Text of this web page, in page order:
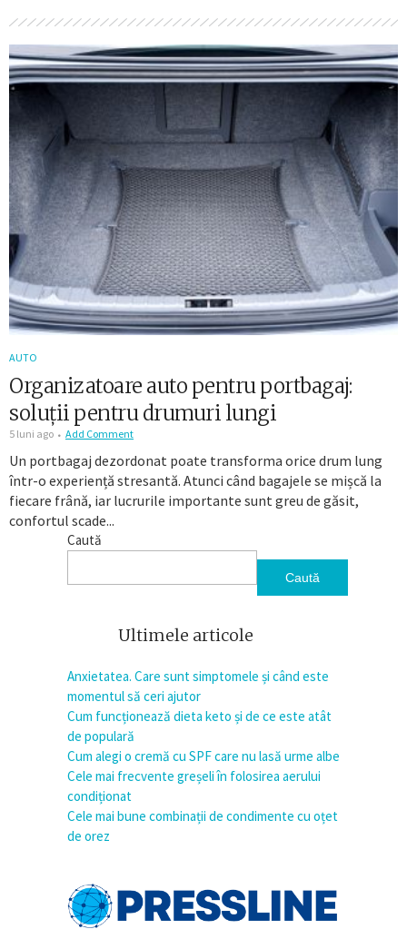
AUTO
Organizatoare auto pentru portbagaj:
soluții pentru drumuri lungi
5 luni ago Add Comment
Un portbagaj dezordonat poate transforma orice drum lung
într-o experiență stresantă. Atunci când bagajele se mișcă la
fiecare frână, iar lucrurile importante sunt greu de găsit,
confortul scade...
Caută
Caută
Ultimele articole
Anxietatea. Care sunt simptomele și când este
momentul să ceri ajutor
Cum funcționează dieta keto și de ce este atât
de populară
Cum alegi o cremă cu SPF care nu lasă urme albe
Cele mai frecvente greșeli în folosirea aerului
condiționat
Cele mai bune combinații de condimente cu oțet
de orez